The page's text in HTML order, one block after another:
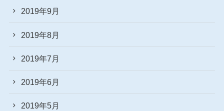
2019年9月
2019年8月
2019年7月
2019年6月
2019年5月